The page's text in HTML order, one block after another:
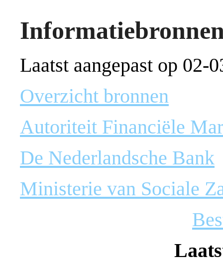
Laatst aangepast op 02-
Overzicht bronnen
Autoriteit Financiële
De Nederlandsche Bank
Ministerie van Sociale